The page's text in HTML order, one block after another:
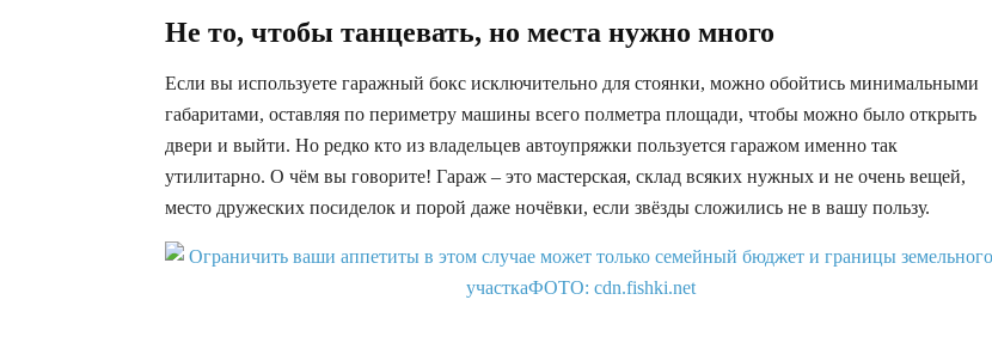
Не то, чтобы танцевать, но места нужно много
Если вы используете гаражный бокс исключительно для стоянки, можно обойтись минимальными
габаритами, оставляя по периметру машины всего полметра площади, чтобы можно было открыть
двери и выйти. Но редко кто из владельцев автоупряжки пользуется гаражом именно так
утилитарно. О чём вы говорите! Гараж – это мастерская, склад всяких нужных и не очень вещей,
место дружеских посиделок и порой даже ночёвки, если звёзды сложились не в вашу пользу.